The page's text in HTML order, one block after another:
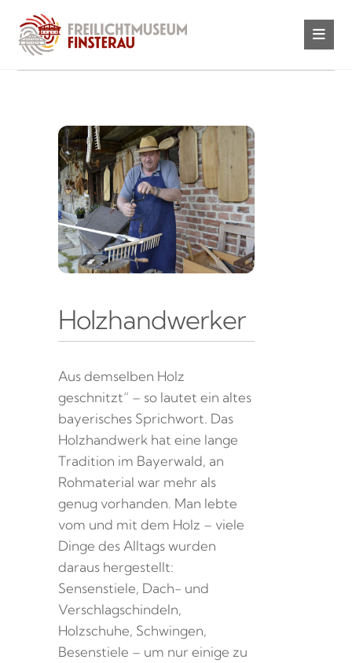
Holzhandwerker
Aus demselben Holz
geschnitzt“ – so lautet ein altes
bayerisches Sprichwort. Das
Holzhandwerk hat eine lange
Tradition im Bayerwald, an
Rohmaterial war mehr als
genug vorhanden. Man lebte
vom und mit dem Holz – viele
Dinge des Alltags wurden
daraus hergestellt:
Sensenstiele, Dach- und
Verschlagschindeln,
Holzschuhe, Schwingen,
Besenstiele – um nur einige zu